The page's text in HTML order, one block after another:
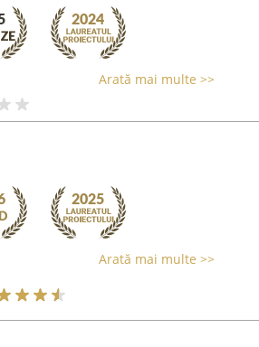
Arată mai multe >>
Arată mai multe >>